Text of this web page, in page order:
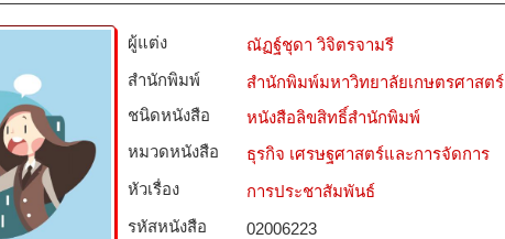
ผู้แต่ง
ณัฏฐ์ชุดา วิจิตรจามรี
สำนักพิมพ์
สำนักพิมพ์มหาวิทยาลัยเกษตรศาสตร์
ชนิดหนังสือ­
หนังสือลิขสิทธิ์สำนักพิมพ์
หมวดหนังสือ­
ธุรกิจ เศรษฐศาสตร์และการจัดการ
หัวเรื่อง
การประชาสัมพันธ์
รหัสหนังสือ­
02006223